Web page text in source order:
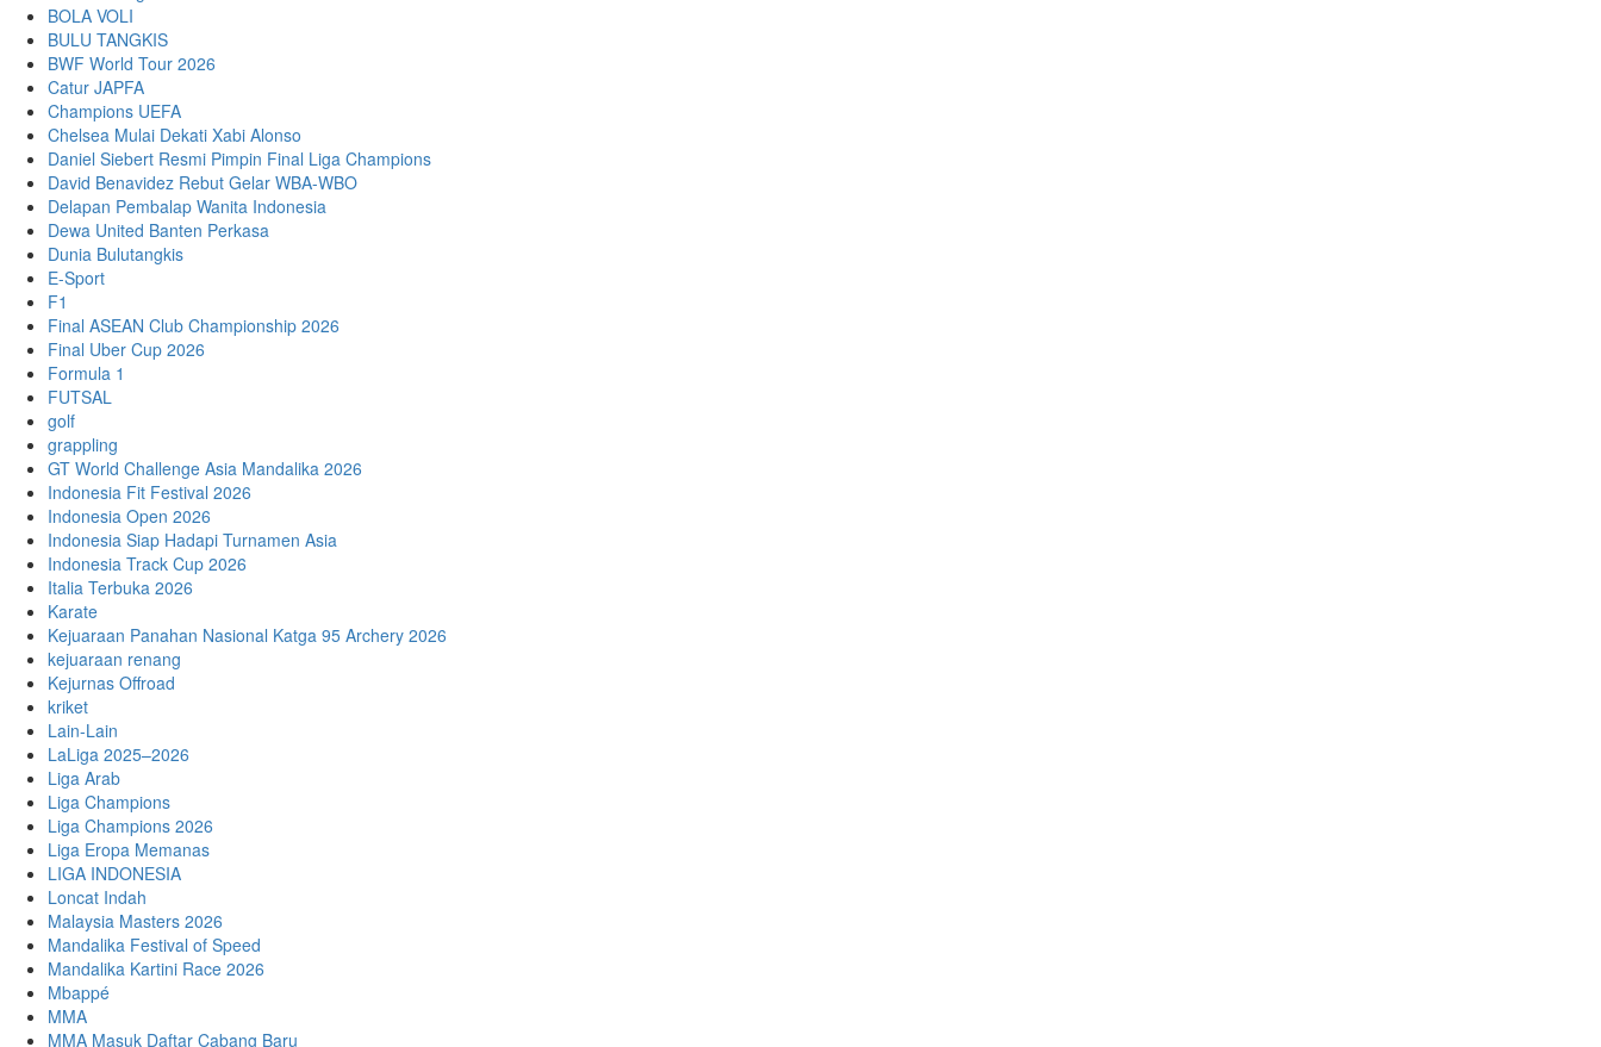
BOLA VOLI
BULU TANGKIS
BWF World Tour 2026
Catur JAPFA
Champions UEFA
Chelsea Mulai Dekati Xabi Alonso
Daniel Siebert Resmi Pimpin Final Liga Champions
David Benavidez Rebut Gelar WBA-WBO
Delapan Pembalap Wanita Indonesia
Dewa United Banten Perkasa
Dunia Bulutangkis
E-Sport
F1
Final ASEAN Club Championship 2026
Final Uber Cup 2026
Formula 1
FUTSAL
golf
grappling
GT World Challenge Asia Mandalika 2026
Indonesia Fit Festival 2026
Indonesia Open 2026
Indonesia Siap Hadapi Turnamen Asia
Indonesia Track Cup 2026
Italia Terbuka 2026
Karate
Kejuaraan Panahan Nasional Katga 95 Archery 2026
kejuaraan renang
Kejurnas Offroad
kriket
Lain-Lain
LaLiga 2025–2026
Liga Arab
Liga Champions
Liga Champions 2026
Liga Eropa Memanas
LIGA INDONESIA
Loncat Indah
Malaysia Masters 2026
Mandalika Festival of Speed
Mandalika Kartini Race 2026
Mbappé
MMA
MMA Masuk Daftar Cabang Baru